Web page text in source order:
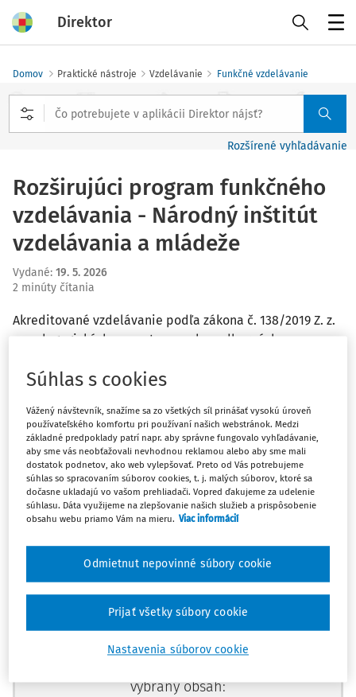
Direktor
Domov Praktické nástroje Vzdelávanie Funkčné vzdelávanie
Rozšírené vyhľadávanie
Rozširujúci program funkčného
vzdelávania - Národný inštitút
vzdelávania a mládeže
Vydané: 19. 5. 2026
2 minúty čítania
Akreditované vzdelávanie podľa zákona č. 138/2019 Z. z.
o pedagogických zamestnancoch a odborných
zákonov.
Obdobie platnosti akreditácie do:26. 6. 2028
Link na webové sídlo poskytovateľa:
Máte predplatné?
Zaregistrujte sa a aktivujte si 10-
dňový skúšobný prístup zdarma
vybraný obsah:
Súhlas s cookies
Vážený návštevník, snažíme sa zo všetkých síl prinášať vysokú úroveň
používateľského komfortu pri používaní našich webstránok. Medzi
základné predpoklady patrí napr. aby správne fungovalo vyhľadávanie,
aby sme vás neobťažovali nevhodnou reklamou alebo aby sme mali
dostatok podnetov, ako web vylepšovať. Preto od Vás potrebujeme
súhlas so spracovaním súborov cookies, t. j. malých súborov, ktoré sa
dočasne ukladajú vo vašom prehliadači. Vopred ďakujeme za udelenie
súhlasu. Dáta využijeme na zlepšovanie našich služieb a prispôsobenie
obsahu webu priamo Vám na mieru. Viac informácií
Nastavenia súborov cookie
Odmietnut nepovinné súbory cookie
Prijať všetky súbory cookie